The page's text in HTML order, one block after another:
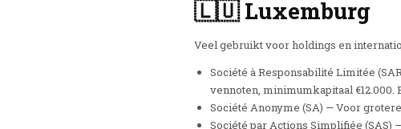
🇱🇺 Luxemburg
Veel gebruikt voor holdings en
Société à Responsabilité Limitée
vennoten, minimumkapitaal
Société Anonyme (SA) — Voor
Société par Actions Simplifiée (SAS)